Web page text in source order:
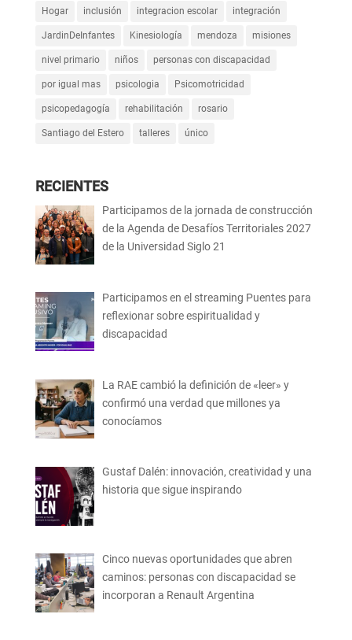
Hogar inclusión integracion escolar integración
JardinDeInfantes Kinesiología mendoza misiones
nivel primario niños personas con discapacidad
por igual mas psicologia Psicomotricidad
psicopedagogía rehabilitación rosario
Santiago del Estero talleres único
RECIENTES
Participamos de la jornada de construcción
de la Agenda de Desafíos Territoriales 2027
de la Universidad Siglo 21
Participamos en el streaming Puentes para
reflexionar sobre espiritualidad y
discapacidad
La RAE cambió la definición de «leer» y
confirmó una verdad que millones ya
conocíamos
Gustaf Dalén: innovación, creatividad y una
historia que sigue inspirando
Cinco nuevas oportunidades que abren
caminos: personas con discapacidad se
incorporan a Renault Argentina